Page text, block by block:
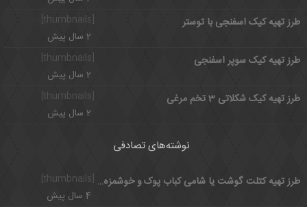
طرز تهیه کیک اسفنجی با توستر
2 سال پیش
[thumbnails]
طرز تهیه کیک سوپر اسفنجی
2 سال پیش
طرز تهیه کیک شکلاتی 3 تخم مرغی
2 سال پیش
نوشته‌های تصادفی
[thumbnails] طرز تهیه کتلت گوشت یا شامی کباب پوک و خوشمزه با سس مخصوص
4 سال پیش